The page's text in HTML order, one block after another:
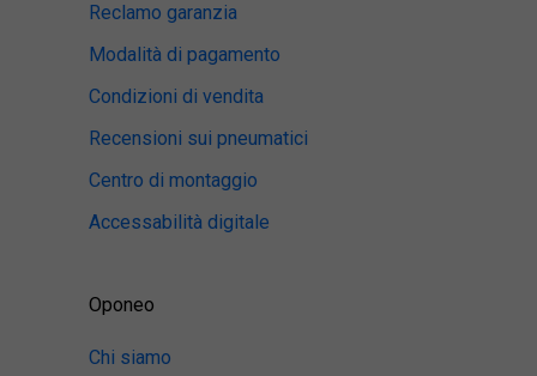
Reclamo garanzia
Modalità di pagamento
Condizioni di vendita
Recensioni sui pneumatici
Centro di montaggio
Accessabilità digitale
Oponeo
Chi siamo